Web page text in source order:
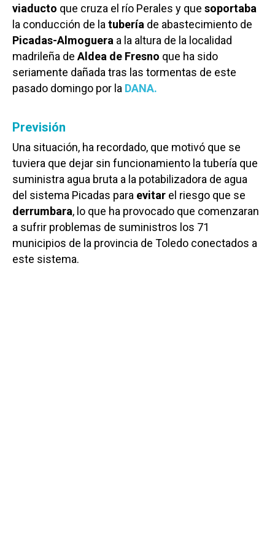
viaducto que cruza el río Perales y que soportaba
la conducción de latubería de abastecimiento de
Picadas-Almoguera a la altura de la localidad
madrileña deAldea de Fresno que ha sido
seriamente dañada tras las tormentas de este
pasado domingo por la DANA.
Previsión
Una situación, ha recordado, que motivó que se
tuviera que dejar sin funcionamiento la tubería que
suministra agua bruta a la potabilizadora de agua
del sistema Picadas para evitar el riesgo que se
derrumbara, lo que ha provocado que comenzaran
a sufrir problemas de suministros los 71
municipios de la provincia de Toledo conectados a
este sistema.